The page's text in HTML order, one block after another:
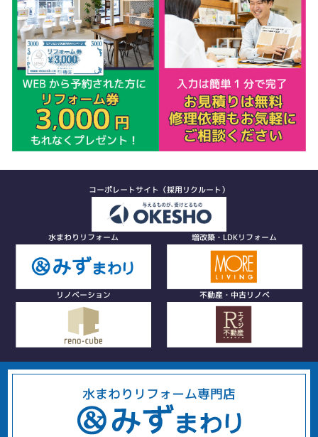
コーポレートサイト（採用リクルート）
水まわりリフォーム 増改築・LDKリフォーム
リノベーション 不動産・中古リノベ
水まわりリフォーム専門店